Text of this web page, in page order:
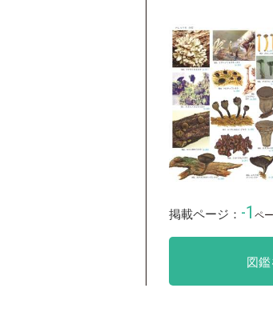
掲載ページ： -1 ペ
図鑑